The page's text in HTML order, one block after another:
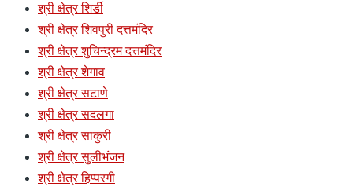
श्री क्षेत्र शिर्डी
श्री क्षेत्र शिवपुरी दत्तमंदिर
श्री क्षेत्र शुचिन्द्रम दत्तमंदिर
श्री क्षेत्र शेगाव
श्री क्षेत्र सटाणे
श्री क्षेत्र सदलगा
श्री क्षेत्र साकुरी
श्री क्षेत्र सुलीभंजन
श्री क्षेत्र हिप्परगी